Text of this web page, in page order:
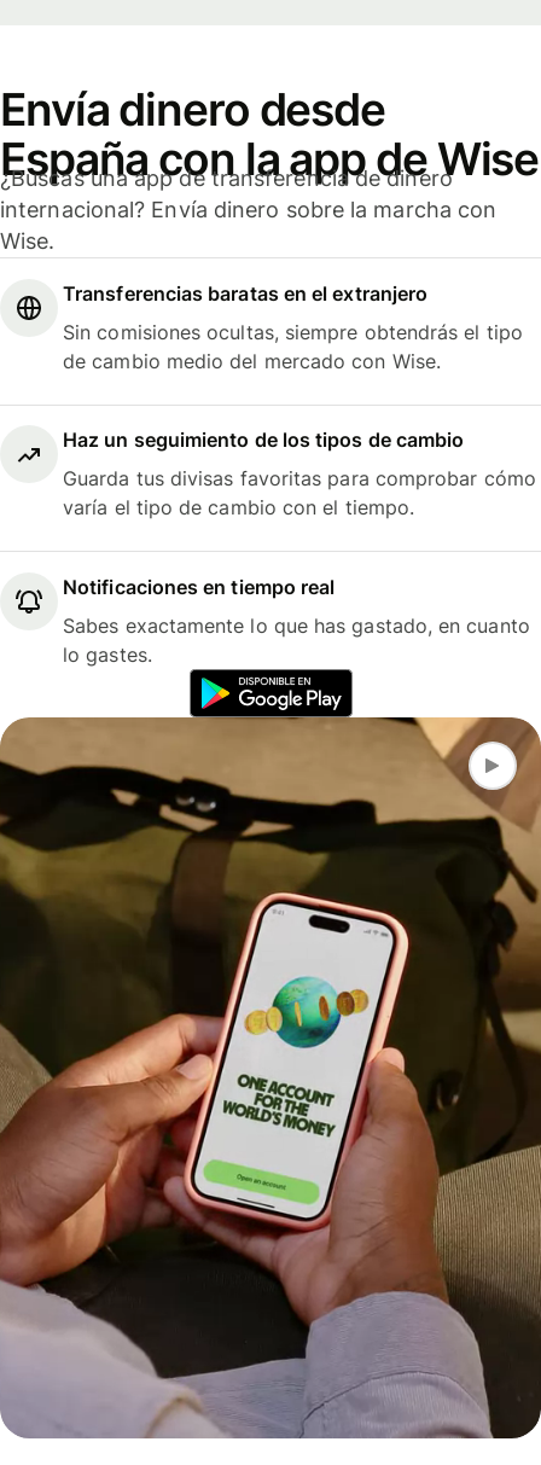
Envía dinero desde
España con la app de Wise
¿Buscas una app de transferencia de dinero
internacional? Envía dinero sobre la marcha con
Wise.
Transferencias baratas en el extranjero
Sin comisiones ocultas, siempre obtendrás el tipo
de cambio medio del mercado con Wise.
Haz un seguimiento de los tipos de cambio
Guarda tus divisas favoritas para comprobar cómo
varía el tipo de cambio con el tiempo.
Notificaciones en tiempo real
Sabes exactamente lo que has gastado, en cuanto
lo gastes.